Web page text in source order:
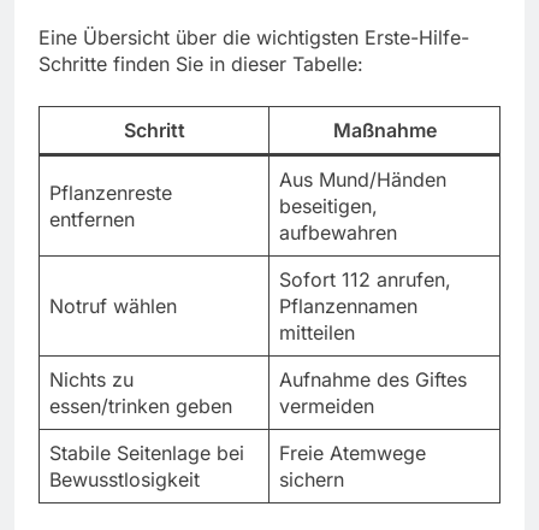
Eine Übersicht über die wichtigsten Erste-Hilfe-
Schritte finden Sie in dieser Tabelle:
Schritt Maßnahme
Pflanzenreste
entfernen
Aus Mund/Händen
beseitigen,
aufbewahren
Notruf wählen
Sofort 112 anrufen,
Pflanzennamen
mitteilen
Nichts zu
essen/trinken geben
Aufnahme des Giftes
vermeiden
Stabile Seitenlage bei
Bewusstlosigkeit
Freie Atemwege
sichern